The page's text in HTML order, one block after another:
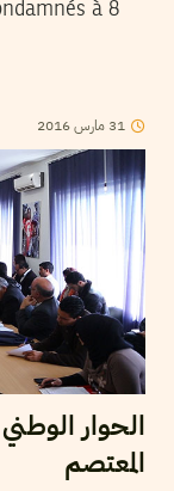
à 8
31 مارس2016
الحوار
المعتصم